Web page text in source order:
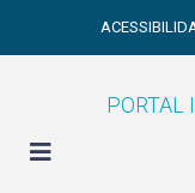
PORTAL